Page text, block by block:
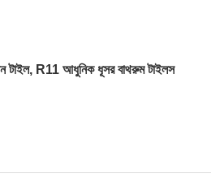
টাইল, R11 আধুনিক ধূসর বাথরুম টাইলস